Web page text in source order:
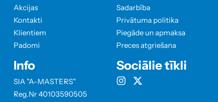
Akcijas
Kontakti
Klientiem
Padomi
Info
SIA "A-MASTERS"
Reg.Nr 40103590505
Sadarbība
Privātuma politika
Piegāde un apmaksa
Preces atgriešana
Sociālie tīkli